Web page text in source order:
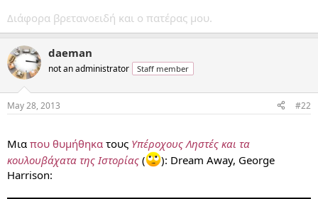
Διάφορα βρετανοειδή και ο πατέρας μου.
daeman
not an administrator Staff member
May 28, 2013 #22
Μια που θυμήθηκα τους Υπέροχους Ληστές και τα
κουλουβάχατα της Ιστορίας (
): Dream Away, George
Harrison: